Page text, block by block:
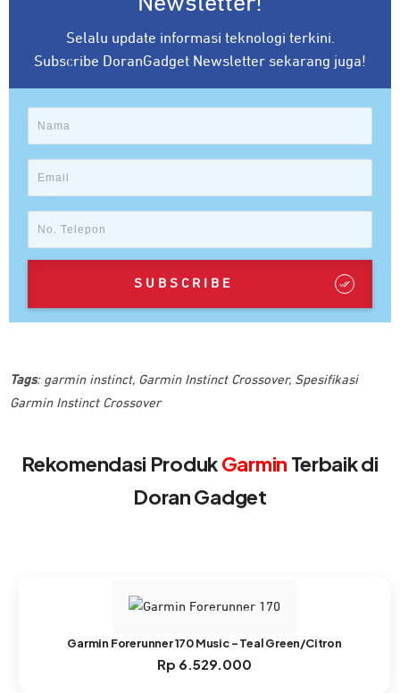
Selalu update informasi teknologi terkini.
Subscribe DoranGadget Newsletter sekarang juga!
SUBSCRIBE
Tags: garmin instinct, Garmin Instinct Crossover, Spesifikasi
Garmin Instinct Crossover
Rekomendasi ProdukGarmin Terbaik di
Doran Gadget
Garmin Forerunner 170 Music – Teal Green/Citron
Rp 6.529.000